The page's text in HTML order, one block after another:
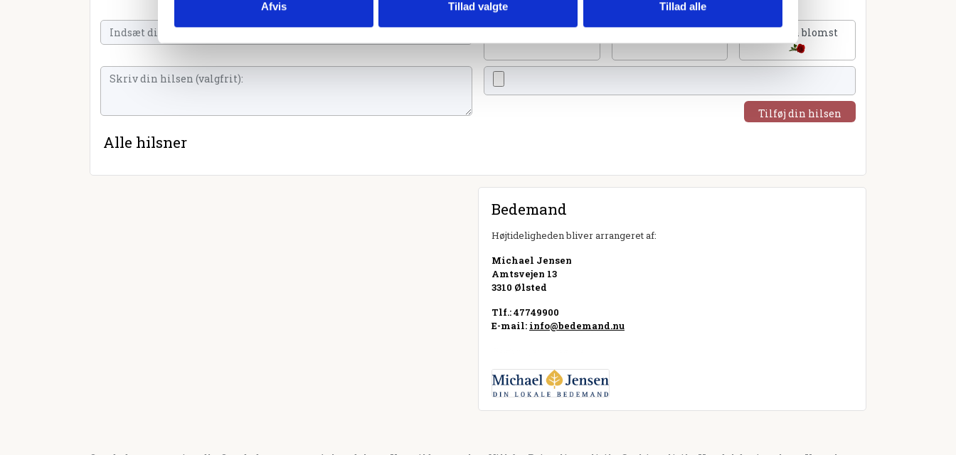
Afvis Tillad valgte Tillad alle
Tilføj en blomst
Tilføj din hilsen
Alle hilsner
Bedemand
Højtideligheden bliver arrangeret af:
Michael Jensen
Amtsvejen 13
3310 Ølsted
Tlf.: 47749900
E-mail: info@bedemand.nu